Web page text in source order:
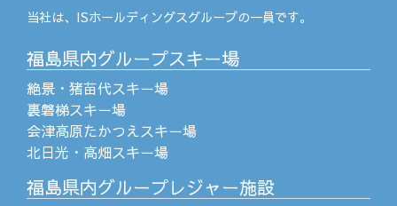
当社は、 ISホールディングスグループの一員です。
福島県内グループスキー場
絶景・猪苗代スキー場
裏磐梯スキー場
会津高原たかつえスキー場
北日光・高畑スキー場
福島県内グループレジャー施設